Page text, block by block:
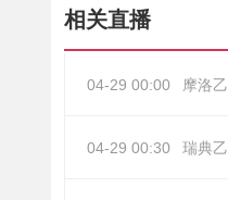
相关直播
04-29 00:00 摩洛乙
04-29 00:30 瑞典乙